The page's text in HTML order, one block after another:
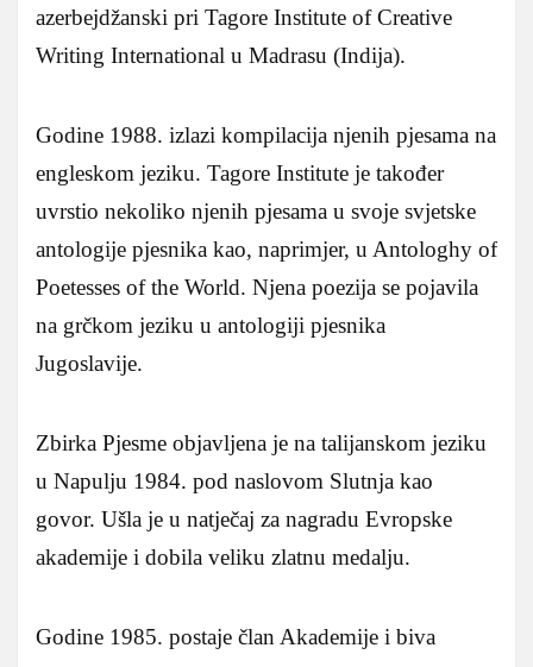
azerbejdžanski pri Tagore Institute of Creative
Writing International u Madrasu (Indija).
Godine 1988. izlazi kompilacija njenih pjesama na
engleskom jeziku. Tagore Institute je također
uvrstio nekoliko njenih pjesama u svoje svjetske
antologije pjesnika kao, naprimjer, u Antologhy of
Poetesses of the World. Njena poezija se pojavila
na grčkom jeziku u antologiji pjesnika
Jugoslavije.
Zbirka Pjesme objavljena je na talijanskom jeziku
u Napulju 1984. pod naslovom Slutnja kao
govor. Ušla je u natječaj za nagradu Evropske
akademije i dobila veliku zlatnu medalju.
Godine 1985. postaje član Akademije i biva